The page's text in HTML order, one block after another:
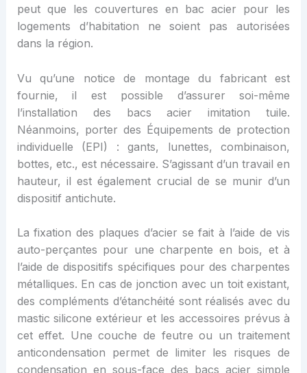
peut que les couvertures en bac acier pour les
logements d’habitation ne soient pas autorisées
dans la région.
Vu qu’une notice de montage du fabricant est
fournie, il est possible d’assurer soi-même
l’installation des bacs acier imitation tuile.
Néanmoins, porter des Équipements de protection
individuelle (EPI) : gants, lunettes, combinaison,
bottes, etc., est nécessaire. S’agissant d’un travail en
hauteur, il est également crucial de se munir d’un
dispositif antichute.
La fixation des plaques d’acier se fait à l’aide de vis
auto-perçantes pour une charpente en bois, et à
l’aide de dispositifs spécifiques pour des charpentes
métalliques. En cas de jonction avec un toit existant,
des compléments d’étanchéité sont réalisés avec du
mastic silicone extérieur et les accessoires prévus à
cet effet. Une couche de feutre ou un traitement
anticondensation permet de limiter les risques de
condensation en sous-face des bacs acier simple